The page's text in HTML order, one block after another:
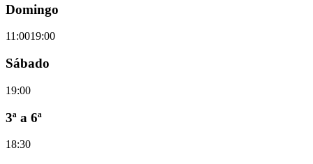
Domingo
11:0019:00
Sábado
19:00
3ª a 6ª
18:30